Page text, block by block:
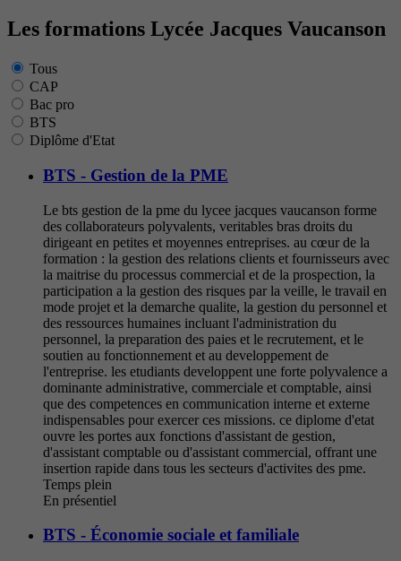
Les formations Lycée Jacques Vaucanson
Tous
CAP
Bac pro
BTS
Diplôme d'Etat
BTS - Gestion de la PME
Le bts gestion de la pme du lycee jacques vaucanson forme
des collaborateurs polyvalents, veritables bras droits du
dirigeant en petites et moyennes entreprises. au cœur de la
formation : la gestion des relations clients et fournisseurs avec
la maitrise du processus commercial et de la prospection, la
participation a la gestion des risques par la veille, le travail en
mode projet et la demarche qualite, la gestion du personnel et
des ressources humaines incluant l'administration du
personnel, la preparation des paies et le recrutement, et le
soutien au fonctionnement et au developpement de
l'entreprise. les etudiants developpent une forte polyvalence a
dominante administrative, commerciale et comptable, ainsi
que des competences en communication interne et externe
indispensables pour exercer ces missions. ce diplome d'etat
ouvre les portes aux fonctions d'assistant de gestion,
d'assistant comptable ou d'assistant commercial, offrant une
insertion rapide dans tous les secteurs d'activites des pme.
Temps plein
En présentiel
BTS - Économie sociale et familiale